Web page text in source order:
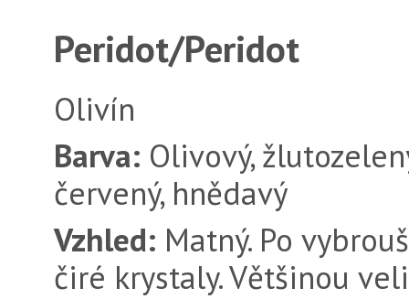
Peridot/Peridot
Olivín
Barva: Olivový,
červený, hnědavý
Vzhled: Matný. Po
čiré krystaly. Většinou